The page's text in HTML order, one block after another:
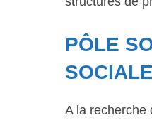
PÔLE
A la recherche